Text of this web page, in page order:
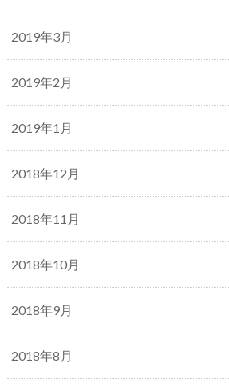
2019年3月
2019年2月
2019年1月
2018年12月
2018年11月
2018年10月
2018年9月
2018年8月